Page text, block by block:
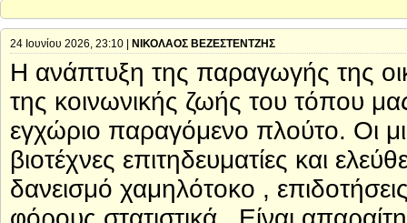
24 Ιουνίου 2026, 23:10 | ΝΙΚΟΛΑΟΣ ΒΕΖΕΣΤΕΝΤΖΗΣ
Η ανάπτυξη της παραγωγής της
της κοινωνικής ζωής του τόπου
εγχώριο παραγόμενο πλούτο. Οι
βιοτέχνες επιτηδευματίες και
δανεισμό χαμηλότοκο ,